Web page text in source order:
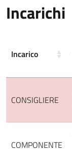
Incarichi
Incarico
CONSIGLIERE
COMPONENTE